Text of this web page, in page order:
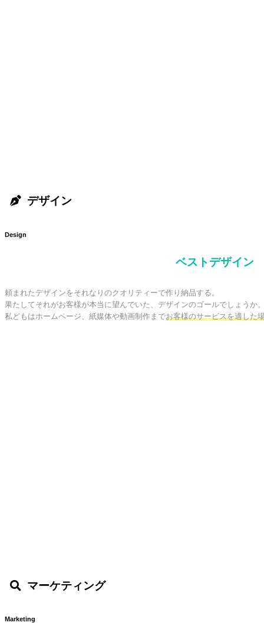
デザイン
Design
ベストデザイン
頼まれたデザインをそれなりのクオリティーで作り納品する。
果たしてそれがお客様が本当に望んでいた、デザインのゴールでしょうか
私どもはホームページ、紙媒体や動画制作までお客様のサービスを適した
マーケティング
Marketing